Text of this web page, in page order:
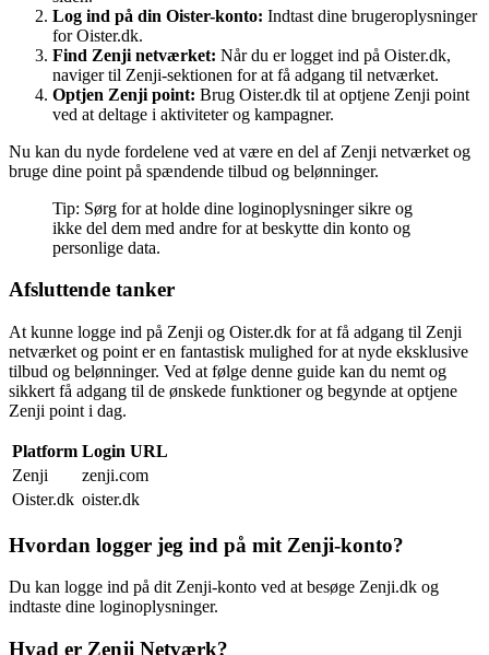
Log ind på din Oister-konto: Indtast dine brugeroplysninger
for Oister.dk.
Find Zenji netværket: Når du er logget ind på Oister.dk,
naviger til Zenji-sektionen for at få adgang til netværket.
Optjen Zenji point: Brug Oister.dk til at optjene Zenji point
ved at deltage i aktiviteter og kampagner.
Nu kan du nyde fordelene ved at være en del af Zenji netværket og
bruge dine point på spændende tilbud og belønninger.
Tip: Sørg for at holde dine loginoplysninger sikre og
ikke del dem med andre for at beskytte din konto og
personlige data.
Afsluttende tanker
At kunne logge ind på Zenji og Oister.dk for at få adgang til Zenji
netværket og point er en fantastisk mulighed for at nyde eksklusive
tilbud og belønninger. Ved at følge denne guide kan du nemt og
sikkert få adgang til de ønskede funktioner og begynde at optjene
Zenji point i dag.
Platform Login URL
Zenji
zenji.com
Oister.dk oister.dk
Hvordan logger jeg ind på mit Zenji-konto?
Du kan logge ind på dit Zenji-konto ved at besøge Zenji.dk og
indtaste dine loginoplysninger.
Hvad er Zenji Netværk?